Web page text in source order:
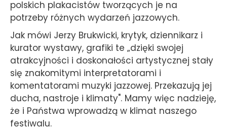
polskich plakacistów tworzących je na
potrzeby różnych wydarzeń jazzowych.
Jak mówi Jerzy Brukwicki, krytyk, dziennikarz i
kurator wystawy, grafiki te „dzięki swojej
atrakcyjności i doskonałości artystycznej stały
się znakomitymi interpretatorami i
komentatorami muzyki jazzowej. Przekazują jej
ducha, nastroje i klimaty". Mamy więc nadzieję,
że i Państwa wprowadzą w klimat naszego
festiwalu.